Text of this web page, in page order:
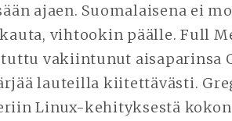
ajaen. Suomalaisena ei
vihtookin päälle. Full
vakiintunut aisaparinsa
lauteilla kiitettävästi.
Linux-kehityksestä